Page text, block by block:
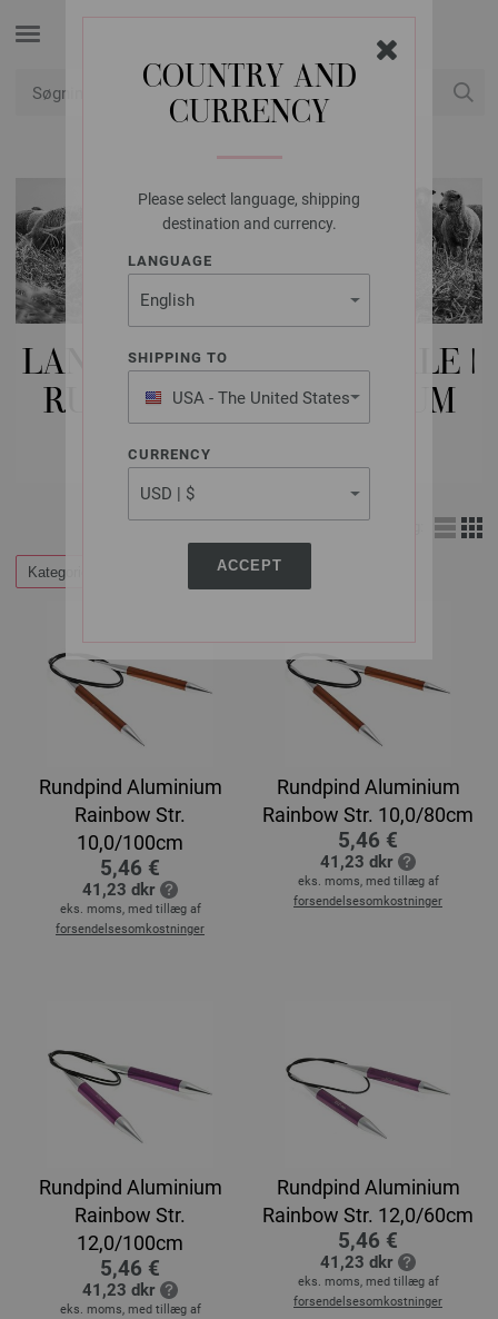
COUNTRY AND
CURRENCY
Please select language, shipping
destination and currency.
LANGUAGE
SHIPPING TO
USA - The United States
of America
CURRENCY
ACCEPT
LANA GROSSA PINDE/NÅLE |
RUNDPINDE | ALUMINIUM
RAINBOW
Kategorier
Rundpind Aluminium
Rainbow Str.
10,0/100cm
5,46 €
41,23 dkr
eks. moms, med tillæg af
forsendelsesomkostninger
Rundpind Aluminium
Rainbow Str. 10,0/80cm
5,46 €
41,23 dkr
eks. moms, med tillæg af
forsendelsesomkostninger
Rundpind Aluminium
Rainbow Str.
12,0/100cm
5,46 €
41,23 dkr
eks. moms, med tillæg af
Rundpind Aluminium
Rainbow Str. 12,0/60cm
5,46 €
41,23 dkr
eks. moms, med tillæg af
forsendelsesomkostninger